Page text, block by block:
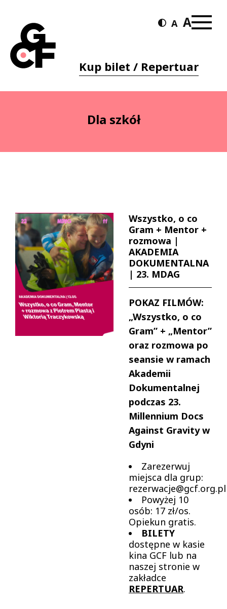
Kup bilet / Repertuar
Dla szkół
Wszystko, o co
Gram + Mentor +
rozmowa |
AKADEMIA
DOKUMENTALNA
| 23. MDAG
POKAZ FILMÓW:
„Wszystko, o co
Gram” + „Mentor”
oraz rozmowa po
seansie w ramach
Akademii
Dokumentalnej
podczas 23.
Millennium Docs
Against Gravity w
Gdyni
Zarezerwuj
miejsca dla grup:
rezerwacje@gcf.org.pl
Powyżej 10
osób: 17 zł/os.
Opiekun gratis.
BILETY
dostępne w kasie
kina GCF lub na
naszej stronie w
zakładce
REPERTUAR.